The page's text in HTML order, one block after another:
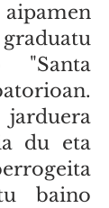
"Santa
du eta
baino